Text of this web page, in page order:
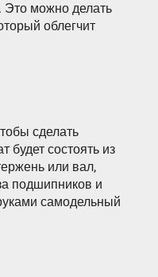
Это можно делать
облегчит
сделать
будет состоять из
или вал,
подшипников и
самодельный